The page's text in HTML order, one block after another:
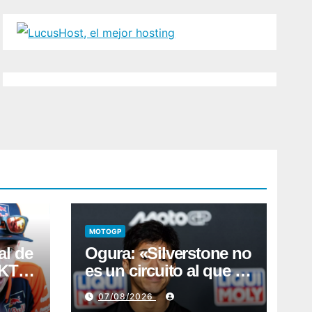
de
MOTOGP
Ogura: «Silverstone no
es un circuito al que le
tenga muchas ganas»
07/08/2026